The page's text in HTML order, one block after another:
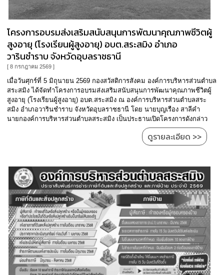
มาตรการ
ส่ง
คุณธรรม
และ
ความ
โปร่งใส
ร้อง
เรียน
ร้อง
ทุกข์
กิจการ
สภา
กิจการ
สภา
ท้อง
ถิ่น
ของ
เรา
โครงการอบรมส่งเสริมสนับสนุนการพัฒนาคุณภาพชีวิตผู้
สูงอายุ (โรงเรียนผู้สูงอายุ) อบต.สระสมิง อำเภอ
วารินชำราบ จังหวัดอุบลราชธานี
[ 8 กรกฎาคม 2569 ]
เมื่อวันศุกร์ที่ 5 มิถุนายน 2569 กองสวัสดิการสังคม องค์การบริหารส่วนตำบล
สระสมิง ได้จัดทำโครงการอบรมส่งเสริมสนับสนุนการพัฒนาคุณภาพชีวิตผู้
สูงอายุ (โรงเรียนผู้สูงอายุ) อบต.สระสมิง ณ องค์การบริหารส่วนตำบลสระ
สมิง อำเภอวารินชำราบ จังหวัดอุบลราชธานี โดย นายบุญเรือง สาลีคำ
นายกองค์การบริหารส่วนตำบลสระสมิง เป็นประธานเปิดโครงการดังกล่าว
ดูรายละเอียด >>